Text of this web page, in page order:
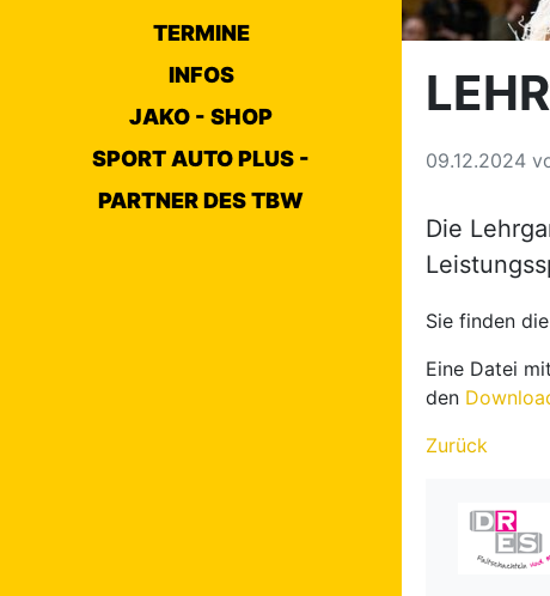
TERMINE
INFOS
JAKO - SHOP
SPORT AUTO PLUS -
PARTNER DES TBW
09.12.2024
Die
Sie finden
Eine Datei
den
Zurück